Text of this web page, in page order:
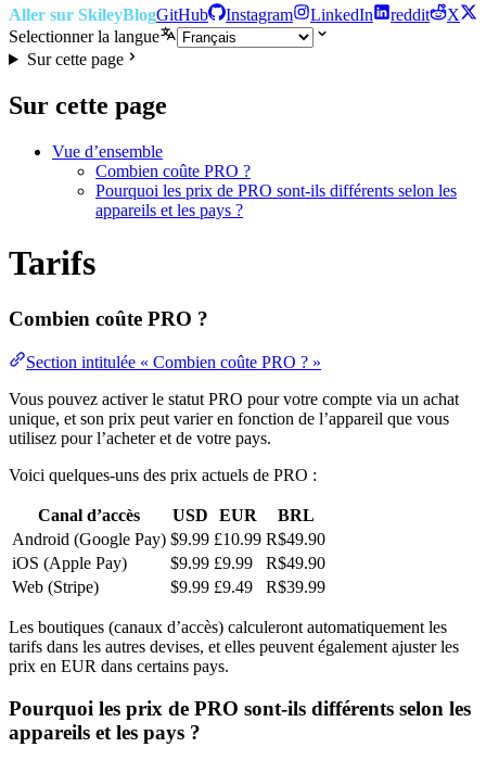
Aller sur SkileyBlogGitHub Instagram LinkedIn reddit
X
Selectionner la langue
Sur cette page
Sur cette page
Vue d’ensemble
Combien coûte PRO ?
Pourquoi les prix de PRO sont-ils différents selon les
appareils et les pays ?
Tarifs
Combien coûte PRO ?
Section intitulée « Combien coûte PRO ? »
Vous pouvez activer le statut PRO pour votre compte via un achat
unique, et son prix peut varier en fonction de l’appareil que vous
utilisez pour l’acheter et de votre pays.
Voici quelques-uns des prix actuels de PRO :
Canal d’accès USD EUR
BRL
Android (Google Pay) $9.99 £10.99 R$49.90
iOS (Apple Pay)
$9.99 £9.99
R$49.90
Web (Stripe)
$9.99 £9.49 R$39.99
Les boutiques (canaux d’accès) calculeront automatiquement les
tarifs dans les autres devises, et elles peuvent également ajuster les
prix en EUR dans certains pays.
Pourquoi les prix de PRO sont-ils différents selon les
appareils et les pays ?